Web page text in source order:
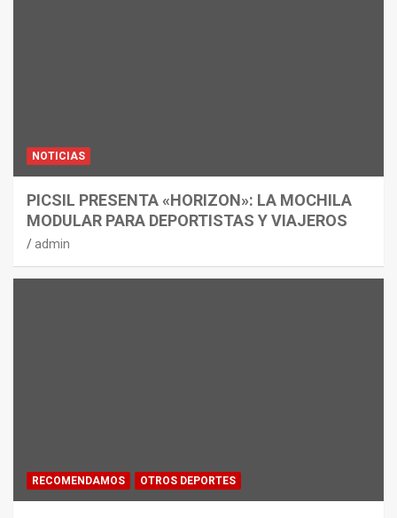
NOTICIAS
PICSIL PRESENTA «HORIZON»: LA MOCHILA
MODULAR PARA DEPORTISTAS Y VIAJEROS
admin
RECOMENDAMOS OTROS DEPORTES